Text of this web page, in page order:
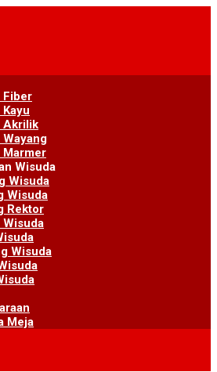
Fiber
Akrilik
Wayang
Marmer
Wisuda
Wisuda
Wisuda
Rektor
Wisuda
Wisuda
Meja